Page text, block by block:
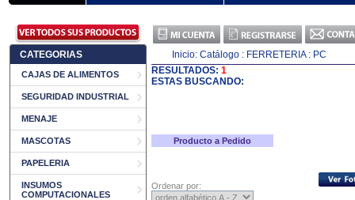
CATEGORIAS
CAJAS DE ALIMENTOS
SEGURIDAD INDUSTRIAL
MENAJE
MASCOTAS
PAPELERIA
INSUMOS
COMPUTACIONALES
Inicio: Catálogo : FERRETERIA : PC
RESULTADOS: 1
ESTAS BUSCANDO:
Producto a Pedido
Ordenar por: